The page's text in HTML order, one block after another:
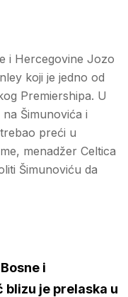
i Hercegovine Jozo
koji je jedno od
Premiershipa. U
Šimunovića i
preći u
menadžer Celtica
Šimunoviću da
i
blizu je prelaska u